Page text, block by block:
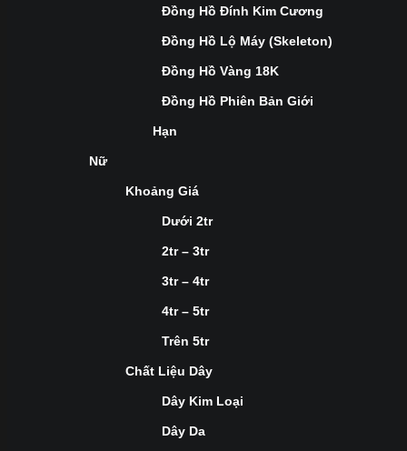
Đồng Hồ Đính Kim Cương
Đồng Hồ Lộ Máy (Skeleton)
Đồng Hồ Vàng 18K
Đồng Hồ Phiên Bản Giới
Hạn
Nữ
Khoảng Giá
Dưới 2tr
2tr – 3tr
3tr – 4tr
4tr – 5tr
Trên 5tr
Chất Liệu Dây
Dây Kim Loại
Dây Da